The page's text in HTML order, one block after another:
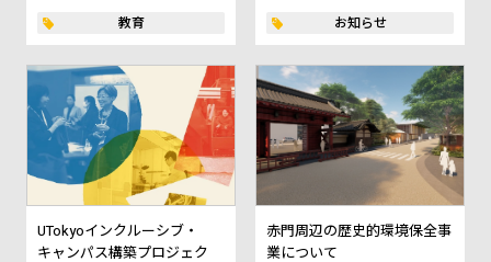
教育 お知らせ
UTokyoインクルーシブ・
キャンパス構築プロジェク
赤門周辺の歴史的環境保全事
業について